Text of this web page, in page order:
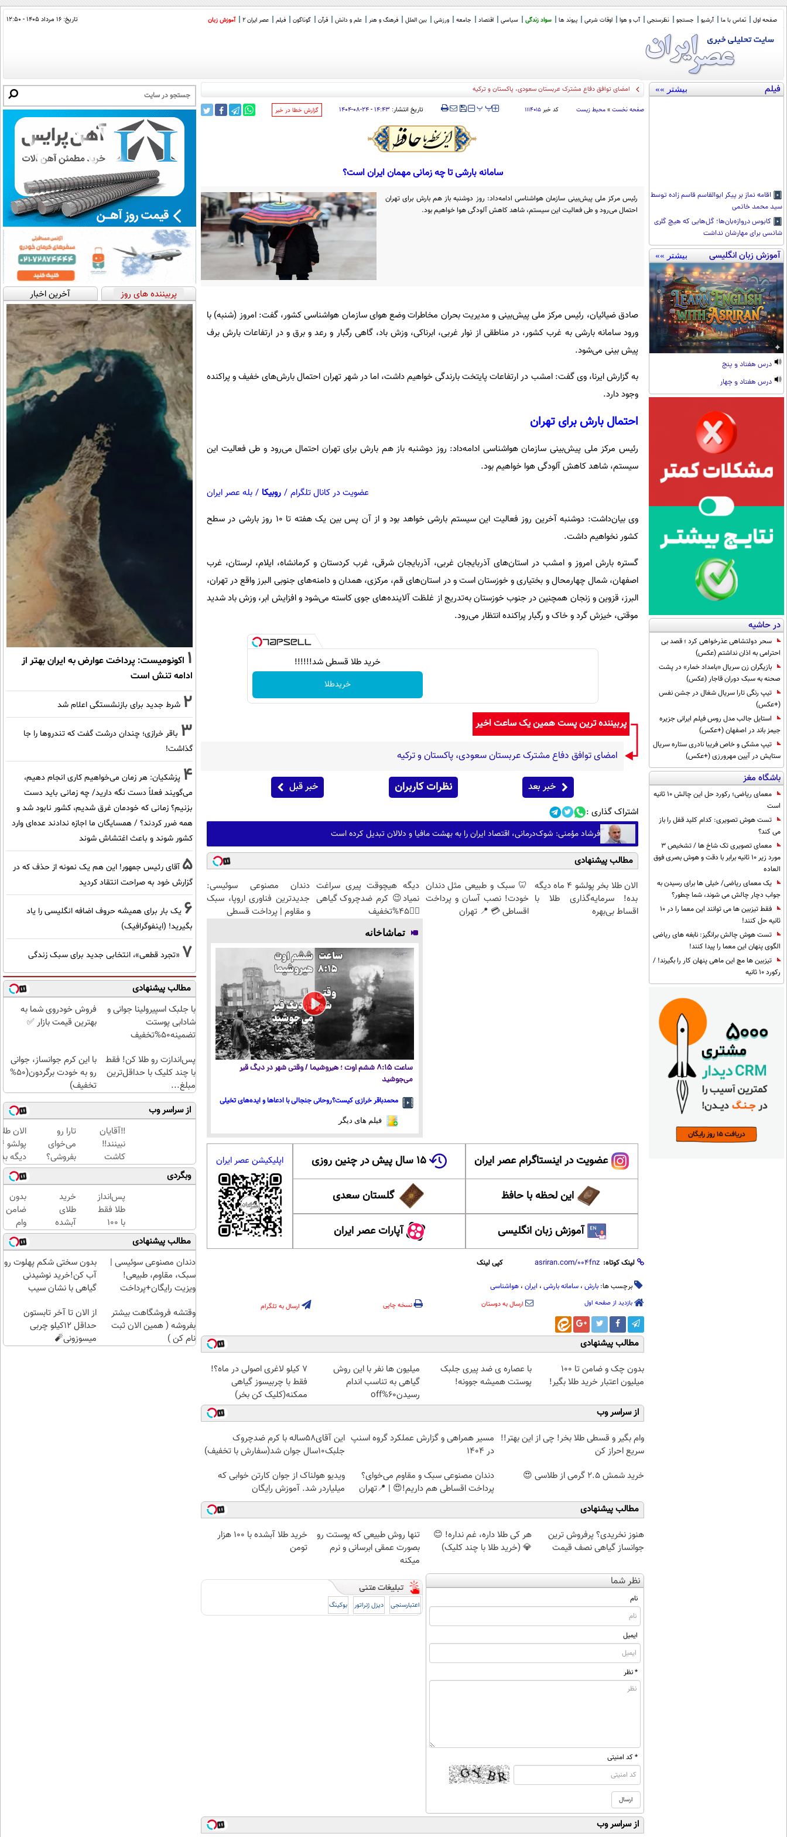
صفحه اول تماس با ما آرشیو جستجو نظرسنجی آب و هوا اوقات شرعی پیوند ها سواد زندگی سیاسی اقتصاد جامعه ورزشی بین الملل فرهنگ و هنر علم و دانش قرآن گوناگون فیلم عصر ایران 2 آموزش زبان تاریخ: ۱۶ مرداد ۱۴۰۵ - ۱۲:۵۰
فیلم بیشتر »»
اقامه نماز بر پیکر ابوالقاسم قاسم زاده توسط
سید محمد خاتمی
کابوس دروازه‌بان‌ها؛ گل‌هایی که هیچ گلری
شانسی برای مهارشان نداشت
آموزش زبان انگلیسی بیشتر »»
درس هفتاد و پنج
درس هفتاد و چهار
در حاشیه
سحر دولتشاهی عذرخواهی کرد ؛ قصد بی
احترامی به اذان نداشتم (عکس)
بازیگران زن سریال «بامداد خمار» در پشت
صحنه به سبک دوران قاجار (عکس)
تیپ رنگی تارا سریال شغال در جشن نفس
(+عکس)
استایل جالب مدل روس فیلم ایرانی جزیره
جیمز باند در اصفهان (+عکس)
تیپ مشکی و خاص فریبا نادری ستاره سریال
ستایش در آیین مهرورزی (+عکس)
باشگاه مغز
معمای ریاضی؛ رکورد حل این چالش 10 ثانیه
است
تست هوش تصویری: کدام کلید قفل را باز
می کند؟
معمای تصویری تک شاخ ها / تشخیص 3
مورد زیر 10 ثانیه برابر با دقت و هوش بصری فوق
العاده
یک معمای ریاضی/ خیلی ها برای رسیدن به
جواب دچار چالش می شوند، شما چطور؟
فقط تیزبین ها می توانند این معما را در 10
ثانیه حل کنند!
تست هوش چالش برانگیز: نابغه های ریاضی
الگوی پنهان این معما را پیدا کنند!
تیزبین ها مچ این ماهی پنهان کار را بگیرند! /
رکورد 10 ثانیه
سخنگوی کمیسیون _
صفحه نخست » محیط زیست کد خبر۱۱۱۴۰۱۵ ‍‍‍ پپ تاریخ انتشار: ۱۴:۴۳ - ۲۴-۰۸-۱۴۰۴ ‌گزارش خطا در خبر
سامانه بارشی تا چه زمانی مهمان ایران است؟
رئیس مرکز ملی پیش‌بینی سازمان هواشناسی ادامه‌داد: روز دوشنبه باز هم بارش برای تهران
احتمال می‌رود و طی فعالیت این سیستم، شاهد کاهش آلودگی هوا خواهیم بود.
صادق ضیائیان، رئیس مرکز ملی پیش‌بینی و مدیریت بحران مخاطرات وضع هوای سازمان هواشناسی کشور، گفت: امروز (شنبه) با
ورود سامانه بارشی به غرب کشور، در مناطقی از نوار غربی، ابرناکی، وزش باد، گاهی رگبار و رعد و برق و در ارتفاعات بارش برف
پیش بینی می‌شود.
به گزارش ایرنا، وی گفت: امشب در ارتفاعات پایتخت بارندگی خواهیم داشت، اما در شهر تهران احتمال بارش‌های خفیف و پراکنده
وجود دارد.
احتمال بارش برای تهران
رئیس مرکز ملی پیش‌بینی سازمان هواشناسی ادامه‌داد: روز دوشنبه باز هم بارش برای تهران احتمال می‌رود و طی فعالیت این
سیستم، شاهد کاهش آلودگی هوا خواهیم بود.
عضویت در کانال تلگرام / روبیکا / بله عصر ایران
وی بیان‌داشت: دوشنبه آخرین روز فعالیت این سیستم بارشی خواهد بود و از آن پس بین یک هفته تا ۱۰ روز بارشی در سطح
کشور نخواهیم داشت.
گستره بارش امروز و امشب در استان‌های آذربایجان غربی، آذربایجان شرقی، غرب کردستان و کرمانشاه، ایلام، لرستان، غرب
اصفهان، شمال چهارمحال و بختیاری و خوزستان است و در استان‌های قم، مرکزی، همدان و دامنه‌های جنوبی البرز واقع در تهران،
البرز، قزوین و زنجان همچنین در جنوب خوزستان به‌تدریج از غلظت آلاینده‌های جوی کاسته می‌شود و افزایش ابر، وزش باد شدید
موقتی، خیزش گرد و خاک و رگبار پراکنده انتظار می‌رود.
خرید طلا قسطی شد!!!!!!
خریدطلا
پربیننده ترین پست همین یک ساعت اخیر
امضای توافق دفاع مشترک عربستان سعودی، پاکستان و ترکیه
خبر بعد نظرات کاربران خبر قبل
اشتراک گذاری :
فرشاد مؤمنی: شوک‌درمانی، اقتصاد ایران را به بهشت مافیا و دلالان تبدیل کرده است
مطالب پیشنهادی
الان طلا بخر پولشو 4 ماه دیگه
بده! سرمایه‌گذاری طلا با
اقساط بی‌بهره
🦷 سبک و طبیعی مثل دندان
خودت! نصب آسان و پرداخت
اقساطی 💳 📍 تهران
دیگه هیچوقت پیری سراغت
نمیاد😉 کرم ضدچروک گیاهی
👈🏻45%تخفیف
دندان مصنوعی سوئیسی:
جدیدترین فناوری اروپا، سبک
و مقاوم | پرداخت قسطی
تماشاخانه
ساعت ۸:۱۵ ششم اوت ؛ هیروشیما / وقتی شهر در دیگ قیر
می‌جوشید
محمدباقر خرازی کیست؟روحانی جنجالی با ادعاها و ایده‌های تخیلی
فیلم های دیگر
عضویت در اینستاگرام عصر ایران ۱۵ سال پیش در چنین روزی
این لحظه با حافظ گلستان سعدی
آموزش زبان انگلیسی آپارات عصر ایران
اپلیکیشن عصر ایران
لینک کوتاه: کپی لینک
برچسب ها: بارش ، سامانه بارشی ، ایران ، هواشناسی
بازدید از صفحه اول ارسال به دوستان نسخه چاپی ارسال به تلگرام
مطالب پیشنهادی
بدون چک و ضامن تا 100
میلیون اعتبار خرید طلا بگیر!
با عصاره ی ضد پیری جلبک
پوستت همیشه جوونه!
میلیون ها نفر با این روش
گیاهی به تناسب اندام
رسیدن60%off
۷ کیلو لاغری اصولی در ماه؟!
فقط با چربیسوز گیاهی
ممکنه(کلیک کن بخر)
از سراسر وب
وام بگیر و قسطی طلا بخر! چی از این بهتر!!
سریع احراز کن
مسیر همراهی و گزارش عملکرد گروه اسنپ
در ۱۴۰۴
این آقای58ساله با کرم ضدچروک
جلبک10سال جوان شد(سفارش با تخفیف)
خرید شمش 2.5 گرمی از طلاسی 😍
دندان مصنوعی سبک و مقاوم می‌خوای؟
پرداخت اقساطی هم داریم!😍 | 📍تهران
ویدیو هولناک از جوان کارتن خوابی که
میلیاردر شد. آموزش رایگان
مطالب پیشنهادی
هنوز نخریدی؟ پرفروش ترین
جوانساز گیاهی نصف قیمت
هر کی طلا داره، غم نداره! 😊
💎 (خرید طلا با چند کلیک)
تنها روش طبیعی که پوستت رو
بصورت عمقی ابرسانی و نرم
میکنه
خرید طلا آبشده با 100 هزار
تومن
نظر شما
نام
ایمیل
* نظر
* کد امنیتی
اعتبارسنجی دیزل ژنراتور بوکینگ
از سراسر وب
پربیننده های روز آخرین اخبار
1 اکونومیست: پرداخت عوارض به ایران بهتر از
ادامه تنش است
2 شرط جدید برای بازنشستگی اعلام شد
3 باقر خرازی؛ چندان درشت گفت که تندروها را جا
گذاشت!
4 پزشکیان: هر زمان می‌خواهیم کاری انجام دهیم،
می‌گویند فعلاً دست نگه دارید/ چه زمانی باید دست
بزنیم؟ زمانی که خودمان غرق شدیم، کشور نابود شد و
همه ضرر کردند؟ / همسایگان ما اجازه ندادند عده‌ای وارد
کشور شوند و باعث اغتشاش شوند
5 آقای رئیس جمهور! این هم یک نمونه از حذف که در
گزارش خود به صراحت انتقاد کردید
6 یک بار برای همیشه حروف اضافه انگلیسی را یاد
بگیرید! (اینفوگرافیک)
7 «تجرد قطعی»، انتخابی جدید برای سبک زندگی
مطالب پیشنهادی
با جلبک اسپیرولینا جوانی و
شادابی پوستت
تضمینه50%تخفیف
فروش خودروی شما به
بهترین قیمت بازار ✅
پس‌اندازت رو طلا کن! فقط
با چند کلیک با حداقل‌ترین
مبلغ...
با این کرم جوانساز، جوانی
رو به خودت برگردون(50%
تخفیف)
از سراسر وب
‼️آقایان
نبینند‼️
کاشت
موی
طبیعی با
جدیدترین
متد روز
دنیا
تارا رو
می‌خوای
بفروشی؟
با
خودرو۴۵
یک‌روزه
بفروشش
الان
دیگه
طلا با
بی‌بهره
وبگردی
پس‌انداز
طلا فقط
با ۱۰۰
هزارتومان
(امن و
راحت)
خرید
طلای
آبشده
حتی با
۱۰۰هزارتومان
بدون
ضامن
وام
بگیر،
طلا
بخر
😍
مطالب پیشنهادی
دندان مصنوعی سوئیسی |
سبک، مقاوم، طبیعی!
ویزیت رایگان+پرداخت
بدون سختی شکم پهلوت رو
آب کن!خرید نوشیدنی
گیاهی با نشان سیب
وقتشه فروشگاهت بیشتر
بفروشه ( همین الان ثبت
نام کن )
از الان تا آخر تابستون
حداقل 12کیلو چربی
میسوزونی🧨